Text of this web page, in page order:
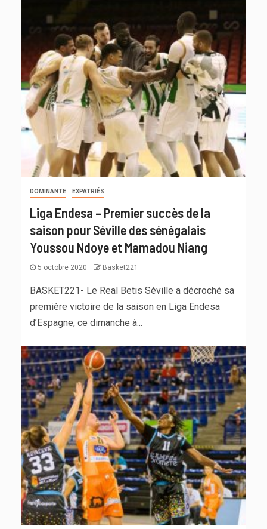
DOMINANTE EXPATRIÉS
Liga Endesa – Premier succès de la
saison pour Séville des sénégalais
Youssou Ndoye et Mamadou Niang
5 octobre 2020 Basket221
BASKET221- Le Real Betis Séville a décroché sa
première victoire de la saison en Liga Endesa
d’Espagne, ce dimanche à...